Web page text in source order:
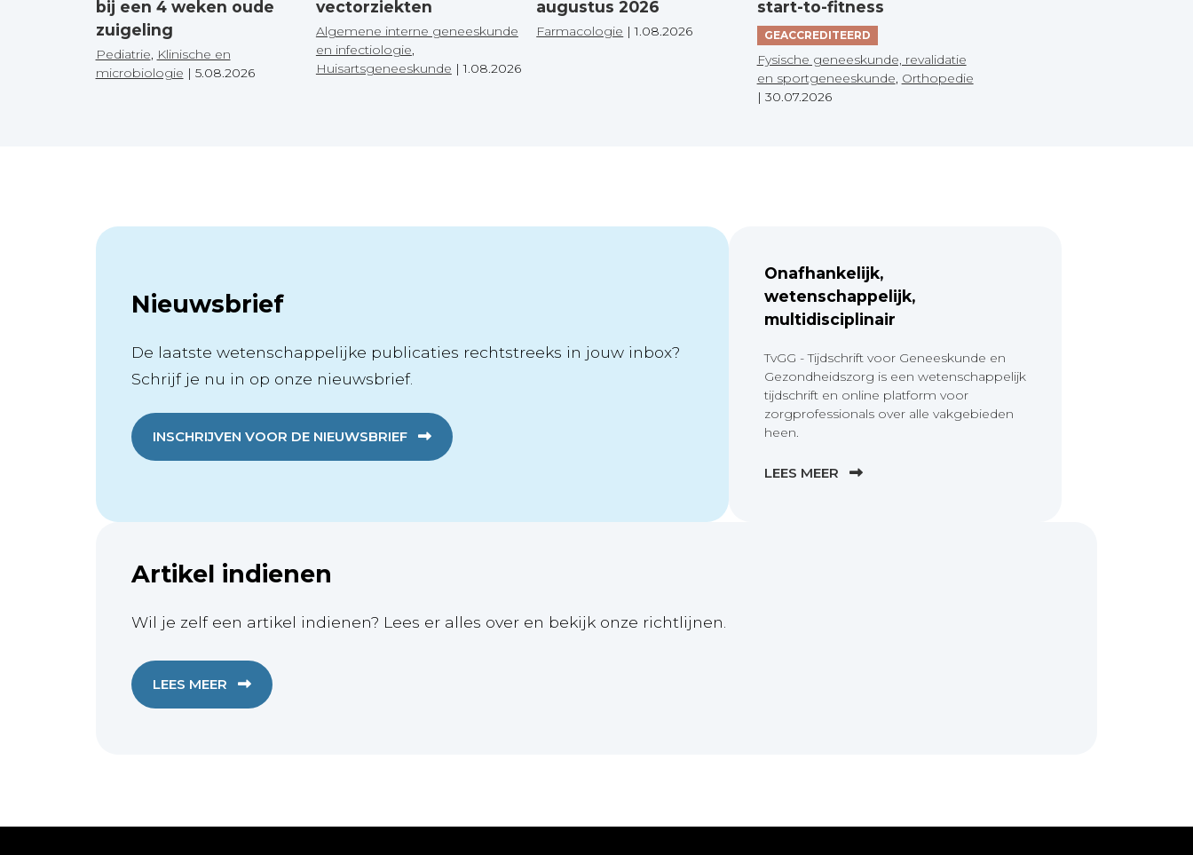
bij een 4 weken oude
zuigeling
Pediatrie Klinische en
microbiologie | 5.08.2026
vectorziekten
Algemene interne geneeskunde
en infectiologie
Huisartsgeneeskunde |1.08.2026
augustus 2026
Farmacologie |1.08.2026
start-to-fitness
GEACCREDITEERD
Fysische geneeskunde, revalidatie
en sportgeneeskunde Orthopedie
| 30.07.2026
Nieuwsbrief
De laatste wetenschappelijke publicaties rechtstreeks in jouw inbox?
Schrijf je nu in op onze nieuwsbrief.
INSCHRIJVEN VOOR DE NIEUWSBRIEF
Onafhankelijk,
wetenschappelijk,
multidisciplinair
TvGG - Tijdschrift voor Geneeskunde en
Gezondheidszorg is een wetenschappelijk
tijdschrift en online platform voor
zorgprofessionals over alle vakgebieden
heen.
LEES MEER
Artikel indienen
Wil je zelf een artikel indienen? Lees er alles over en bekijk onze richtlijnen.
LEES MEER